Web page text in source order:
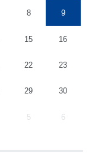
8 9
15 16
22 23
29 30
5 6